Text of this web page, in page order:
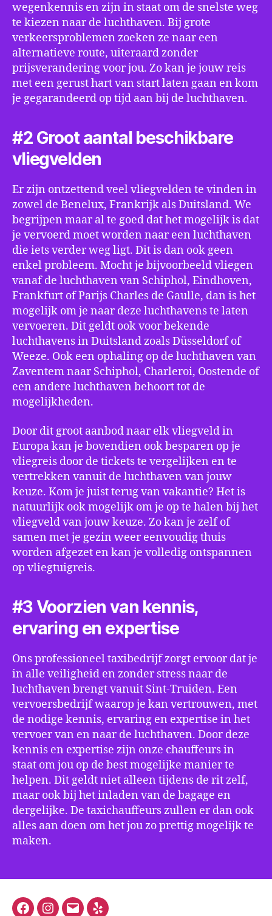
wegenkennis en zijn in staat om de snelste weg
te kiezen naar de luchthaven. Bij grote
verkeersproblemen zoeken ze naar een
alternatieve route, uiteraard zonder
prijsverandering voor jou. Zo kan je jouw reis
met een gerust hart van start laten gaan en kom
je gegarandeerd op tijd aan bij de luchthaven.
#2 Groot aantal beschikbare
vliegvelden
Er zijn ontzettend veel vliegvelden te vinden in
zowel de Benelux, Frankrijk als Duitsland. We
begrijpen maar al te goed dat het mogelijk is dat
je vervoerd moet worden naar een luchthaven
die iets verder weg ligt. Dit is dan ook geen
enkel probleem. Mocht je bijvoorbeeld vliegen
vanaf de luchthaven van Schiphol, Eindhoven,
Frankfurt of Parijs Charles de Gaulle, dan is het
mogelijk om je naar deze luchthavens te laten
vervoeren. Dit geldt ook voor bekende
luchthavens in Duitsland zoals Düsseldorf of
Weeze. Ook een ophaling op de luchthaven van
Zaventem naar Schiphol, Charleroi, Oostende of
een andere luchthaven behoort tot de
mogelijkheden.
Door dit groot aanbod naar elk vliegveld in
Europa kan je bovendien ook besparen op je
vliegreis door de tickets te vergelijken en te
vertrekken vanuit de luchthaven van jouw
keuze. Kom je juist terug van vakantie? Het is
natuurlijk ook mogelijk om je op te halen bij het
vliegveld van jouw keuze. Zo kan je zelf of
samen met je gezin weer eenvoudig thuis
worden afgezet en kan je volledig ontspannen
op vliegtuigreis.
#3 Voorzien van kennis,
ervaring en expertise
Ons professioneel taxibedrijf zorgt ervoor dat je
in alle veiligheid en zonder stress naar de
luchthaven brengt vanuit Sint-Truiden. Een
vervoersbedrijf waarop je kan vertrouwen, met
de nodige kennis, ervaring en expertise in het
vervoer van en naar de luchthaven. Door deze
kennis en expertise zijn onze chauffeurs in
staat om jou op de best mogelijke manier te
helpen. Dit geldt niet alleen tijdens de rit zelf,
maar ook bij het inladen van de bagage en
dergelijke. De taxichauffeurs zullen er dan ook
alles aan doen om het jou zo prettig mogelijk te
maken.